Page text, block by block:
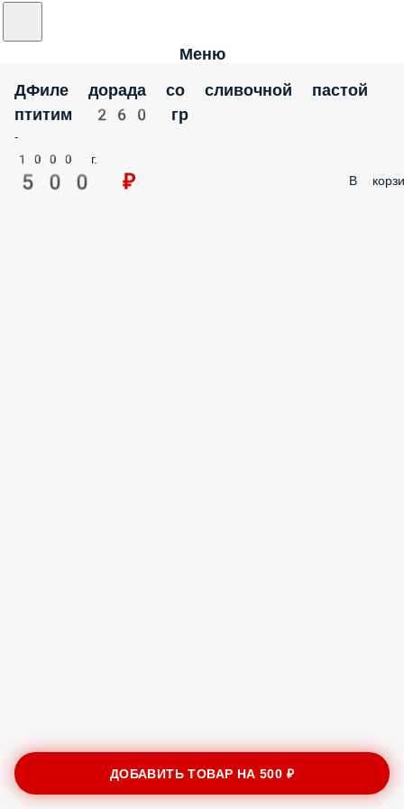
Меню
ДФиле дорада со сливочной пастой
птитим 260 гр
-
1000 г.
500 ₽ В
ДОБАВИТЬ ТОВАР НА500 ₽